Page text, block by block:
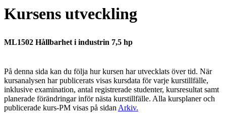
Kursens utveckling
ML1502 Hållbarhet i industrin 7,5 hp
På denna sida kan du följa hur kursen har utvecklats över tid. När
kursanalysen har publicerats visas kursdata för varje kurstillfälle,
inklusive examination, antal registrerade studenter, kursresultat samt
planerade förändringar inför nästa kurstillfälle. Alla kursplaner och
publicerade kurs-PM visas på sidan Arkiv.